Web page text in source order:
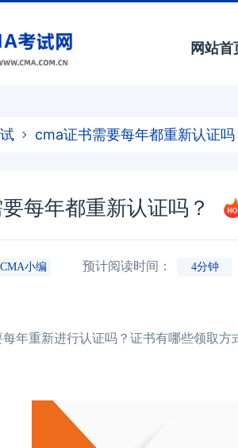
网站首
cma证书需要每年都重新认证吗
每年都重新认证吗？
CMA小编 预计阅读时间： 4分钟
重新进行认证吗？证书有哪些领取方